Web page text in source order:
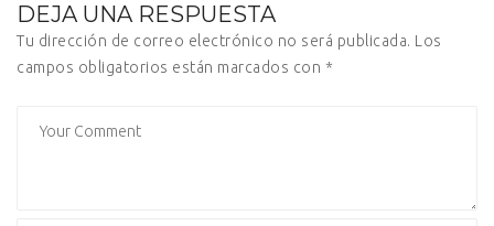
DEJA UNA RESPUESTA
Tu dirección de correo electrónico no será publicada. Los
campos obligatorios están marcados con *